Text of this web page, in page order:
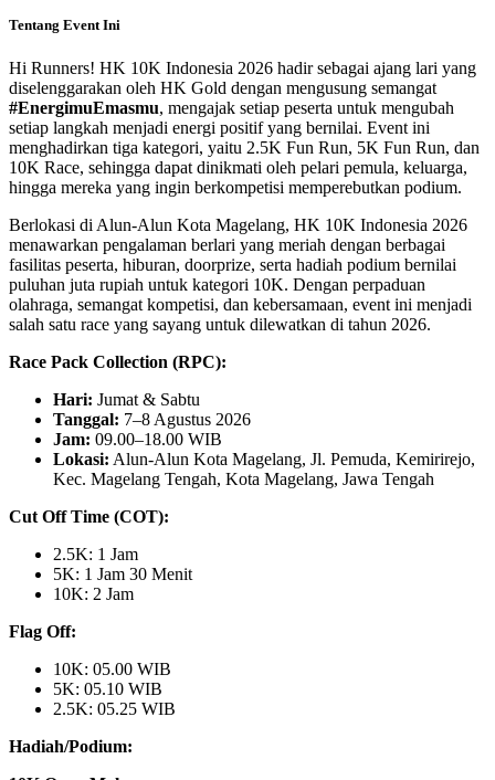
Tentang Event Ini
Hi Runners! HK 10K Indonesia 2026 hadir sebagai ajang lari yang
diselenggarakan oleh HK Gold dengan mengusung semangat
#EnergimuEmasmu, mengajak setiap peserta untuk mengubah
setiap langkah menjadi energi positif yang bernilai. Event ini
menghadirkan tiga kategori, yaitu 2.5K Fun Run, 5K Fun Run, dan
10K Race, sehingga dapat dinikmati oleh pelari pemula, keluarga,
hingga mereka yang ingin berkompetisi memperebutkan podium.
Berlokasi di Alun-Alun Kota Magelang, HK 10K Indonesia 2026
menawarkan pengalaman berlari yang meriah dengan berbagai
fasilitas peserta, hiburan, doorprize, serta hadiah podium bernilai
puluhan juta rupiah untuk kategori 10K. Dengan perpaduan
olahraga, semangat kompetisi, dan kebersamaan, event ini menjadi
salah satu race yang sayang untuk dilewatkan di tahun 2026.
Race Pack Collection (RPC):
Hari: Jumat & Sabtu
Tanggal: 7–8 Agustus 2026
Jam: 09.00–18.00 WIB
Lokasi: Alun-Alun Kota Magelang, Jl. Pemuda, Kemirirejo,
Kec. Magelang Tengah, Kota Magelang, Jawa Tengah
Cut Off Time (COT):
2.5K: 1 Jam
5K: 1 Jam 30 Menit
10K: 2 Jam
Flag Off:
10K: 05.00 WIB
5K: 05.10 WIB
2.5K: 05.25 WIB
Hadiah/Podium: